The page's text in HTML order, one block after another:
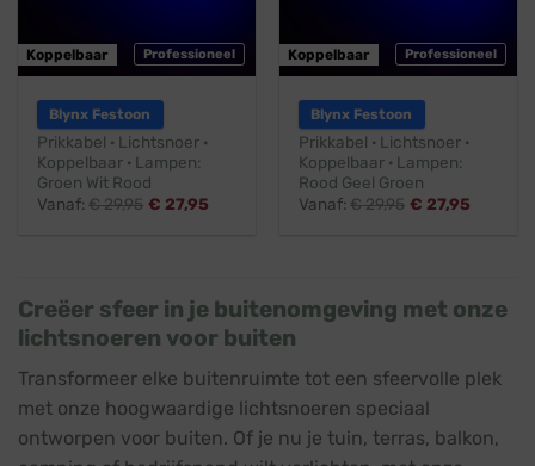
Professioneel
Koppelbaar
Blynx Festoon
Prikkabel · Lichtsnoer ·
Koppelbaar · Lampen:
Groen Wit Rood
Vanaf:€29,95 € 27,95
Professioneel
Koppelbaar
Blynx Festoon
Prikkabel · Lichtsnoer ·
Koppelbaar · Lampen:
Rood Geel Groen
Vanaf:€29,95 € 27,95
Creëer sfeer in je buitenomgeving met onze
lichtsnoeren voor buiten
Transformeer elke buitenruimte tot een sfeervolle plek
met onze hoogwaardige lichtsnoeren speciaal
ontworpen voor buiten. Of je nu je tuin, terras, balkon,